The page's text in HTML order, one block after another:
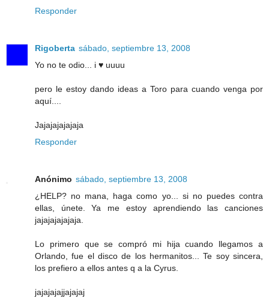
Responder
Rigoberta sábado, septiembre 13, 2008
Yo no te odio... i ♥ uuuu
pero le estoy dando ideas a Toro para cuando venga por
aquí....
Jajajajajajaja
Responder
Anónimo sábado, septiembre 13, 2008
¿HELP? no mana, haga como yo... si no puedes contra
ellas, únete. Ya me estoy aprendiendo las canciones
jajajajajajaja.
Lo primero que se compró mi hija cuando llegamos a
Orlando, fue el disco de los hermanitos... Te soy sincera,
los prefiero a ellos antes q a la Cyrus.
jajajajajjajajaj